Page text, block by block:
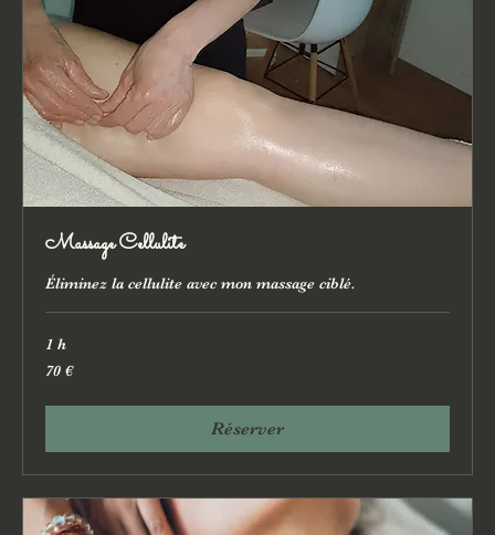
Massage Cellulite
Éliminez la cellulite avec mon massage ciblé.
1 h
70
euros
70 €
Réserver